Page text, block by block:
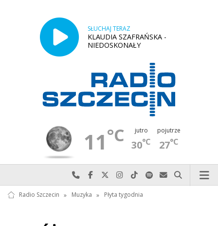
SŁUCHAJ TERAZ
KLAUDIA SZAFRAŃSKA -
NIEDOSKONAŁY
11°C jutro
30°C
pojutrze
27°C
Najlepiej po prostu do nas zadzwoń
Odwiedź nas na Facebook-u
Odwiedź nas na X
Odwiedź nas na Instagram-ie
Odwiedź nas na TikTok-u
Szukaj nas na Spotify
Wyślij do nas
Szukaj
Radio Szczecin » Muzyka » Płyta tygodnia